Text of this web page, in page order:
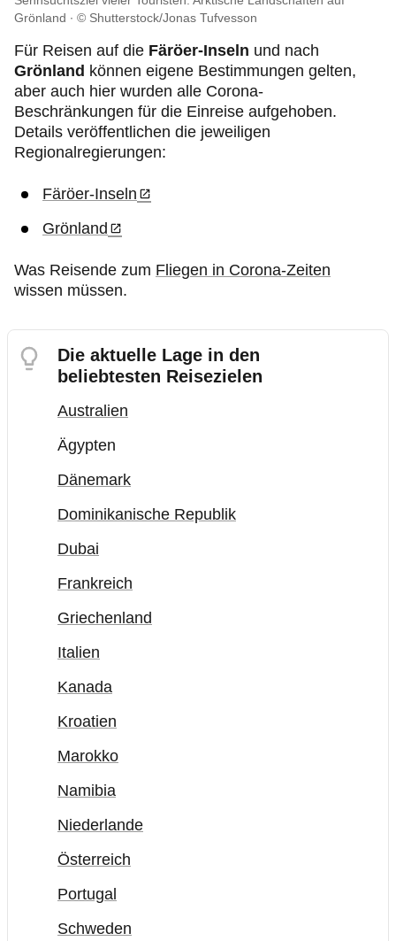
Grönland
© Shutterstock/Jonas Tufvesson
Für Reisen auf die Färöer-Inseln und nach
Grönland können eigene Bestimmungen gelten,
aber auch hier wurden alle Corona-
Beschränkungen für die Einreise aufgehoben.
Details veröffentlichen die jeweiligen
Regionalregierungen:
Färöer-Inseln
Grönland
Was Reisende zum Fliegen in Corona-Zeiten
wissen müssen.
Die aktuelle Lage in den
beliebtesten Reisezielen
Australien
Ägypten
Dänemark
Dominikanische Republik
Dubai
Frankreich
Griechenland
Italien
Kanada
Kroatien
Marokko
Namibia
Niederlande
Österreich
Portugal
Schweden